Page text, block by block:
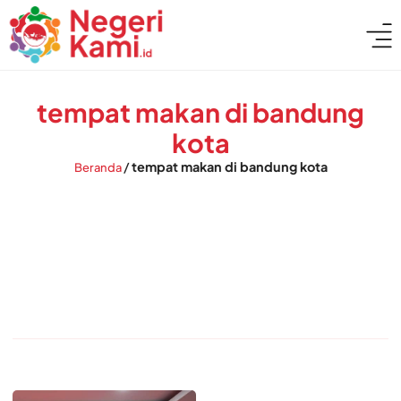
tempat makan di bandung
kota
Beranda/tempat makan di bandung kota